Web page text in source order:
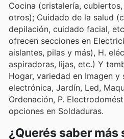
Cocina (cristalería,
otros); Cuidado de la salud
depilación, cuidado facial,
ofrecen secciones en
aislantes, pilas y más), H.
aspiradoras, lijas, etc.) Y
Hogar, variedad en Imagen
electrónica, Jardín, Led,
Ordenación, P.
opciones en Soldaduras.
¿Querés saber